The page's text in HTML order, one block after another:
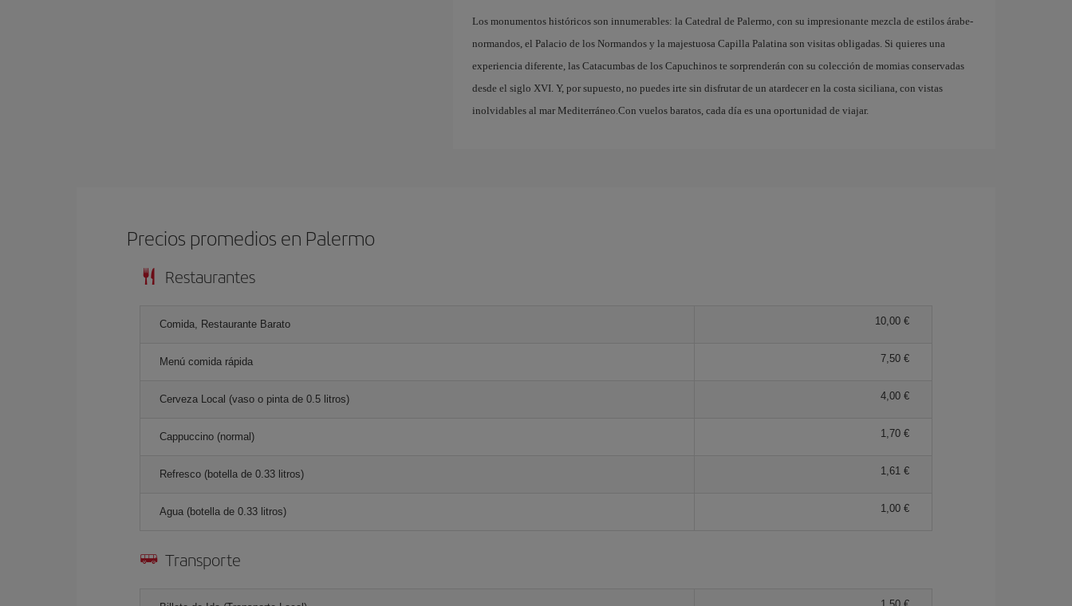
Los monumentos históricos son innumerables: la Catedral de Palermo, con su impresionante mezcla de estilos árabe-
normandos, el Palacio de los Normandos y la majestuosa Capilla Palatina son visitas obligadas. Si quieres una
experiencia diferente, las Catacumbas de los Capuchinos te sorprenderán con su colección de momias conservadas
desde el siglo XVI. Y, por supuesto, no puedes irte sin disfrutar de un atardecer en la costa siciliana, con vistas
inolvidables al mar Mediterráneo.Con vuelos baratos, cada día es una oportunidad de viajar.
Precios promedios en Palermo
Restaurantes
Comida, Restaurante Barato 10,00 €
Menú comida rápida 7,50 €
Cerveza Local (vaso o pinta de 0.5 litros) 4,00 €
Cappuccino (normal) 1,70 €
Refresco (botella de 0.33 litros) 1,61 €
Agua (botella de 0.33 litros) 1,00 €
Transporte